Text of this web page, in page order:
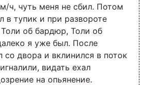
ч, чуть меня не сбил. Потом
в тупик и при развороте
об бардюр, Толи об
я уже был. После
со двора и вклинился в поток
видать ехал
на опьянение.